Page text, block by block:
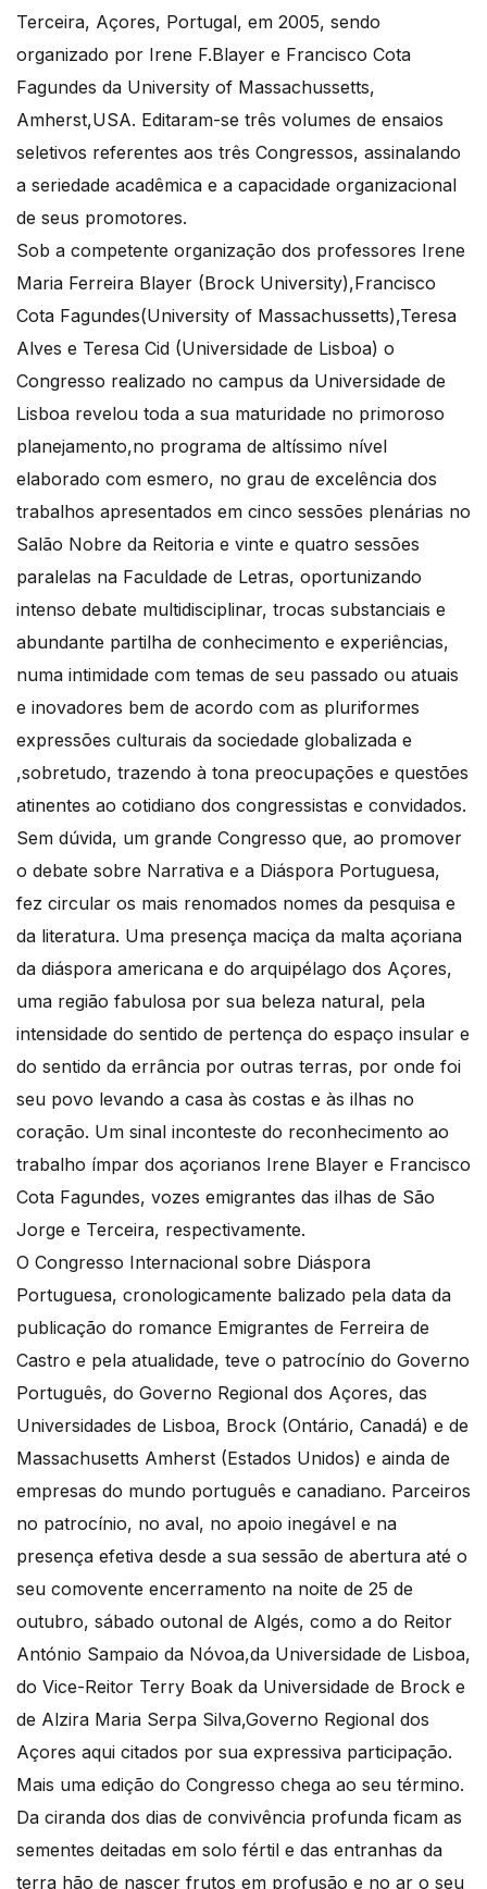
Terceira, Açores, Portugal, em 2005, sendo
organizado por Irene F.Blayer e Francisco Cota
Fagundes da University of Massachussetts,
Amherst,USA. Editaram-se três volumes de ensaios
seletivos referentes aos três Congressos, assinalando
a seriedade acadêmica e a capacidade organizacional
de seus promotores.
Sob a competente organização dos professores Irene
Maria Ferreira Blayer (Brock University),Francisco
Cota Fagundes(University of Massachussetts),Teresa
Alves e Teresa Cid (Universidade de Lisboa) o
Congresso realizado no campus da Universidade de
Lisboa revelou toda a sua maturidade no primoroso
planejamento,no programa de altíssimo nível
elaborado com esmero, no grau de excelência dos
trabalhos apresentados em cinco sessões plenárias no
Salão Nobre da Reitoria e vinte e quatro sessões
paralelas na Faculdade de Letras, oportunizando
intenso debate multidisciplinar, trocas substanciais e
abundante partilha de conhecimento e experiências,
numa intimidade com temas de seu passado ou atuais
e inovadores bem de acordo com as pluriformes
expressões culturais da sociedade globalizada e
,sobretudo, trazendo à tona preocupações e questões
atinentes ao cotidiano dos congressistas e convidados.
Sem dúvida, um grande Congresso que, ao promover
o debate sobre Narrativa e a Diáspora Portuguesa,
fez circular os mais renomados nomes da pesquisa e
da literatura. Uma presença maciça da malta açoriana
da diáspora americana e do arquipélago dos Açores,
uma região fabulosa por sua beleza natural, pela
intensidade do sentido de pertença do espaço insular e
do sentido da errância por outras terras, por onde foi
seu povo levando a casa às costas e às ilhas no
coração. Um sinal inconteste do reconhecimento ao
trabalho ímpar dos açorianos Irene Blayer e Francisco
Cota Fagundes, vozes emigrantes das ilhas de São
Jorge e Terceira, respectivamente.
O Congresso Internacional sobre Diáspora
Portuguesa, cronologicamente balizado pela data da
publicação do romance Emigrantes de Ferreira de
Castro e pela atualidade, teve o patrocínio do Governo
Português, do Governo Regional dos Açores, das
Universidades de Lisboa, Brock (Ontário, Canadá) e de
Massachusetts Amherst (Estados Unidos) e ainda de
empresas do mundo português e canadiano. Parceiros
no patrocínio, no aval, no apoio inegável e na
presença efetiva desde a sua sessão de abertura até o
seu comovente encerramento na noite de 25 de
outubro, sábado outonal de Algés, como a do Reitor
António Sampaio da Nóvoa,da Universidade de Lisboa,
do Vice-Reitor Terry Boak da Universidade de Brock e
de Alzira Maria Serpa Silva,Governo Regional dos
Açores aqui citados por sua expressiva participação.
Mais uma edição do Congresso chega ao seu término.
Da ciranda dos dias de convivência profunda ficam as
sementes deitadas em solo fértil e das entranhas da
terra hão de nascer frutos em profusão e no ar o seu